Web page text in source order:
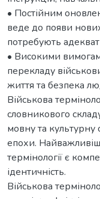
• Постійним
веде до появи
потребують
• Високими
перекладу
життя та безпека
Військова
словникового
мовну та культурну
епохи.
термінології є
ідентичність.
Військова